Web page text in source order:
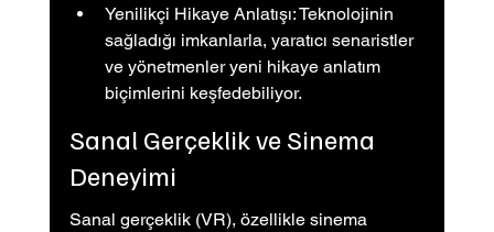
Yenilikçi Hikaye Anlatışı: Teknolojinin
sağladığı imkanlarla, yaratıcı senaristler
ve yönetmenler yeni hikaye anlatım
biçimlerini keşfedebiliyor.
Sanal Gerçeklik ve Sinema
Deneyimi
Sanal gerçeklik (VR), özellikle sinema